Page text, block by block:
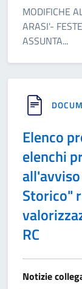
MODIFICHE
ARASI'-
ASSUNTA...
Elenco
elenchi
Storico"
RC
Notizie